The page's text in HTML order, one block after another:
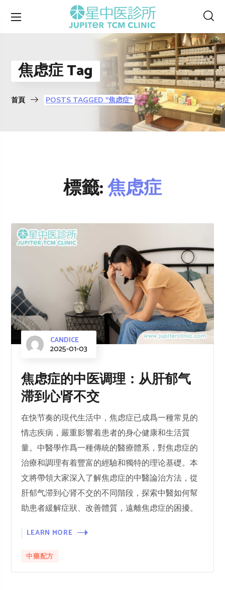
焦虑症 Tag
首頁 POSTS TAGGED "焦虑症"
標籤:焦虑症
CANDICE
2025-01-03
焦虑症的中医调理：从肝郁气
滞到心肾不交
在快节奏的現代生活中，焦虑症已成爲一種常見的
情志疾病，嚴重影響着患者的身心健康和生活質
量。中醫學作爲一種傳統的醫療體系，對焦虑症的
治療和調理有着豐富的經驗和獨特的理论基礎。本
文將帶領大家深入了解焦虑症的中醫論治方法，從
肝郁气滞到心肾不交的不同階段，探索中醫如何幫
助患者緩解症狀、改善體質，遠離焦虑症的困擾。
LEARN MORE
中藥配方